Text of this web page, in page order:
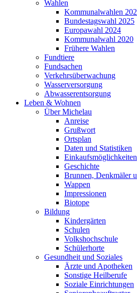
Wahlen
Kommunalwahlen
Bundestagswahl 2025
Europawahl 2024
Kommunalwahl 2020
Frühere Wahlen
Fundtiere
Fundsachen
Verkehrsüberwachung
Wasserversorgung
Abwasserentsorgung
Leben & Wohnen
Über Michelau
Anreise
Grußwort
Ortsplan
Daten und Statistiken
Einkaufsmöglichkeiten
Geschichte
Brunnen, Denkmäler
Wappen
Impressionen
Biotope
Bildung
Kindergärten
Schulen
Volkshochschule
Schülerhorte
Gesundheit und Soziales
Ärzte und Apotheken
Sonstige Heilberufe
Soziale Einrichtungen